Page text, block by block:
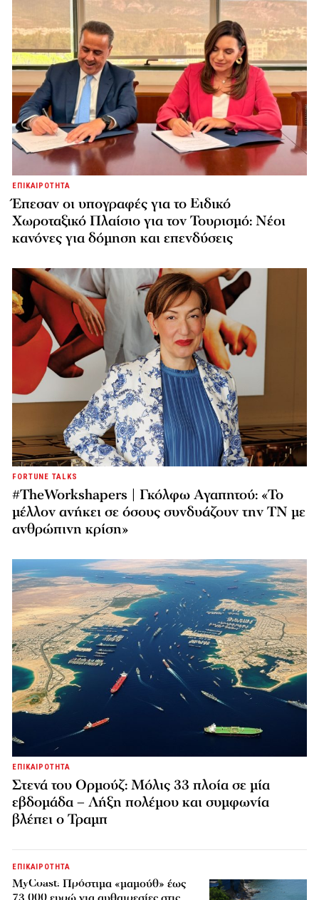
ΕΠΙΚΑΙΡΟΤΗΤΑ
Έπεσαν οι υπογραφές για το Ειδικό
Χωροταξικό Πλαίσιο για τον Τουρισμό: Νέοι
κανόνες για δόμηση και επενδύσεις
FORTUNE TALKS
#TheWorkshapers | Γκόλφω Αγαπητού: «Το
μέλλον ανήκει σε όσους συνδυάζουν την ΤΝ με
ανθρώπινη κρίση»
ΕΠΙΚΑΙΡΟΤΗΤΑ
Στενά του Ορμούζ: Μόλις 33 πλοία σε μία
εβδομάδα – Λήξη πολέμου και συμφωνία
βλέπει ο Τραμπ
ΕΠΙΚΑΙΡΟΤΗΤΑ
MyCoast: Πρόστιμα «μαμούθ» έως